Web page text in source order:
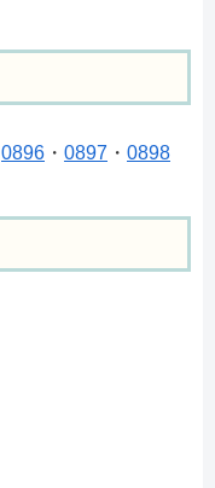
0896 ・ 0897 ・ 0898